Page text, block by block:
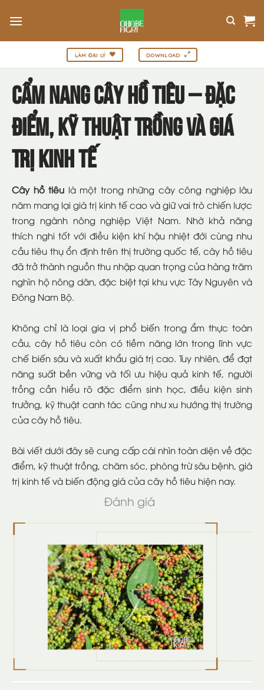
qua
nội
dung
LÀM ĐẠI LÝ DOWNLOAD
Cẩm Nang Cây Hồ Tiêu – Đặc
Điểm, Kỹ Thuật Trồng Và Giá
Trị Kinh Tế
Cây hồ tiêu là một trong những cây công nghiệp lâu
năm mang lại giá trị kinh tế cao và giữ vai trò chiến lược
trong ngành nông nghiệp Việt Nam. Nhờ khả năng
thích nghi tốt với điều kiện khí hậu nhiệt đới cùng nhu
cầu tiêu thụ ổn định trên thị trường quốc tế, cây hồ tiêu
đã trở thành nguồn thu nhập quan trọng của hàng trăm
nghìn hộ nông dân, đặc biệt tại khu vực Tây Nguyên và
Đông Nam Bộ.
Không chỉ là loại gia vị phổ biến trong ẩm thực toàn
cầu, cây hồ tiêu còn có tiềm năng lớn trong lĩnh vực
chế biến sâu và xuất khẩu giá trị cao. Tuy nhiên, để đạt
năng suất bền vững và tối ưu hiệu quả kinh tế, người
trồng cần hiểu rõ đặc điểm sinh học, điều kiện sinh
trưởng, kỹ thuật canh tác cũng như xu hướng thị trường
của cây hồ tiêu.
Bài viết dưới đây sẽ cung cấp cái nhìn toàn diện về đặc
điểm, kỹ thuật trồng, chăm sóc, phòng trừ sâu bệnh, giá
trị kinh tế và biến động giá của cây hồ tiêu hiện nay.
Đánh giá